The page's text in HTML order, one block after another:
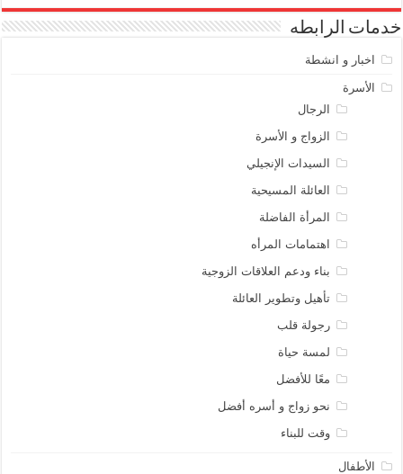
خدمات الرابطه
اخبار و انشطة
الأسرة
الرجال
الزواج و الأسرة
السيدات الإنجيلي
العائلة المسيحية
المرأة الفاضلة
اهتمامات المرأه
بناء ودعم العلاقات الزوجية
تأهيل وتطوير العائلة
رجولة قلب
لمسة حياة
معًا للأفضل
نحو زواج و أسره أفضل
وقت للبناء
الأطفال